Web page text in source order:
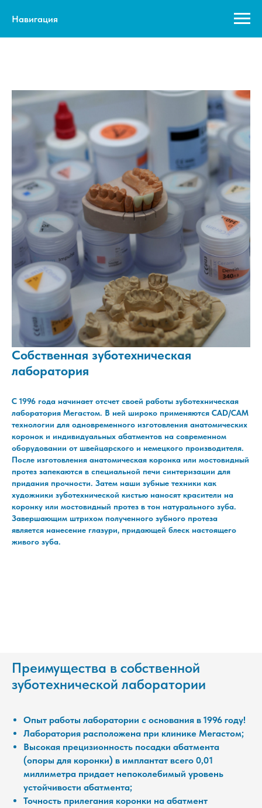
Навигация
Собственная зуботехническая
лаборатория
С 1996 года начинает отсчет своей работы зуботехническая
лаборатория Мегастом. В ней широко применяются CAD/CAM
технологии для одновременного изготовления анатомических
коронок и индивидуальных абатментов на современном
оборудовании от швейцарского и немецкого производителя.
После изготовления анатомическая коронка или мостовидный
протез запекаются в специальной печи синтеризации для
придания прочности. Затем наши зубные техники как
художники зуботехнической кистью наносят красители на
коронку или мостовидный протез в тон натурального зуба.
Завершающим штрихом полученного зубного протеза
является нанесение глазури, придающей блеск настоящего
живого зуба.
Преимущества в собственной
зуботехнической лаборатории
Опыт работы лаборатории с основания в 1996 году!
Лаборатория расположена при клинике Мегастом;
Высокая прецизионность посадки абатмента
(опоры для коронки) в имплантат всего 0,01
миллиметра придает непоколебимый уровень
устойчивости абатмента;
Точность прилегания коронки на абатмент